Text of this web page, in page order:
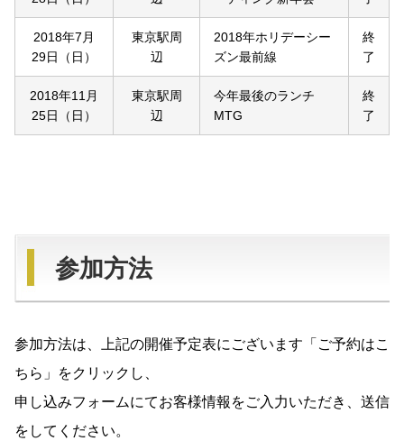
2018年7月
29日（日）
東京駅周
辺
2018年ホリデーシー
ズン最前線
終
了
2018年11月
25日（日）
東京駅周
辺
今年最後のランチ
MTG
終
了
参加方法
参加方法は、上記の開催予定表にございます「ご予約はこ
ちら」をクリックし、
申し込みフォームにてお客様情報をご入力いただき、送信
をしてください。